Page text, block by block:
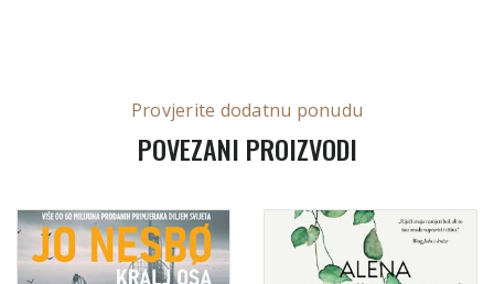
Provjerite dodatnu ponudu
POVEZANI PROIZVODI